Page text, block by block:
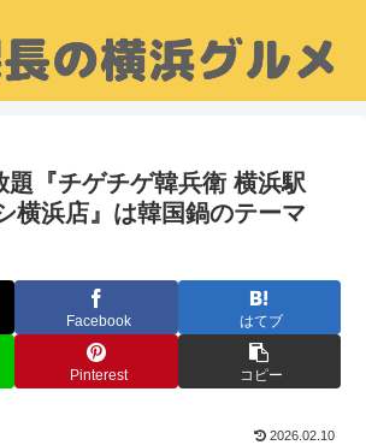
題『チゲチゲ韓兵衛 横浜駅
横浜店』は韓国鍋のテーマ
Facebook はてブ
Pinterest コピー
2026.02.10